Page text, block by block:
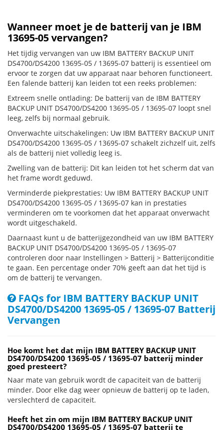
Wanneer moet je de batterij van je IBM
13695-05 vervangen?
Het tijdig vervangen van uw IBM BATTERY BACKUP UNIT
DS4700/DS4200 13695-05 / 13695-07 batterij is essentieel om
ervoor te zorgen dat uw apparaat naar behoren functioneert.
Een falende batterij kan leiden tot een reeks problemen:
Extreem snelle ontlading: De batterij van de IBM BATTERY
BACKUP UNIT DS4700/DS4200 13695-05 / 13695-07 loopt snel
leeg, zelfs bij normaal gebruik.
Onverwachte uitschakelingen: Uw IBM BATTERY BACKUP UNIT
DS4700/DS4200 13695-05 / 13695-07 schakelt zichzelf uit, zelfs
als de batterij niet volledig leeg is.
Zwelling van de batterij: Dit kan leiden tot het scherm dat van
het frame wordt geduwd.
Verminderde piekprestaties: Uw IBM BATTERY BACKUP UNIT
DS4700/DS4200 13695-05 / 13695-07 kan in prestaties
verminderen om te voorkomen dat het apparaat onverwacht
wordt uitgeschakeld.
Daarnaast kunt u de batterijgezondheid van uw IBM BATTERY
BACKUP UNIT DS4700/DS4200 13695-05 / 13695-07
controleren door naar Instellingen > Batterij > Batterijconditie
te gaan. Een percentage onder 70% geeft aan dat het tijd is
om de batterij te vervangen.
FAQs for IBM BATTERY BACKUP UNIT
DS4700/DS4200 13695-05 / 13695-07 Batterij
Vervangen
Hoe komt het dat mijn IBM BATTERY BACKUP UNIT
DS4700/DS4200 13695-05 / 13695-07 batterij minder
goed presteert?
Naar mate van gebruik wordt de capaciteit van de batterij
minder. Door elke dag weer opnieuw de batterij op te laden,
verslechterd de capaciteit.
Heeft het zin om mijn IBM BATTERY BACKUP UNIT
DS4700/DS4200 13695-05 / 13695-07 batterij te